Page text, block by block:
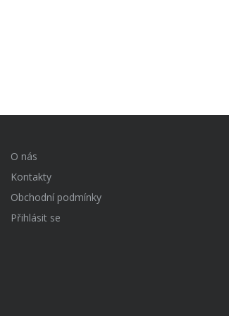
O nás
Kontakty
Obchodní podmínky
Přihlásit se